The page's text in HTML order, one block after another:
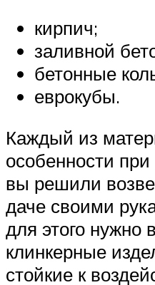
кирпич;
заливной
бетонные
еврокубы.
Каждый из
особенности
вы решили
даче своими
для этого нужно
клинкерные
стойкие к